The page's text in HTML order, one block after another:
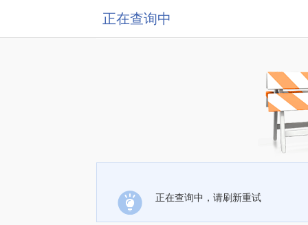
正在查询中
正在查询中，请刷新重试